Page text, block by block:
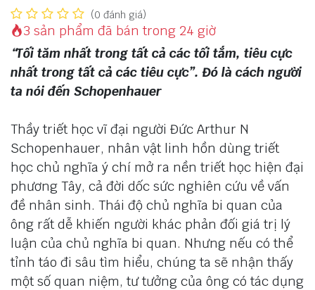
(0 đánh giá)
3 sản phẩm đã bán trong 24 giờ
“Tối tăm nhất trong tất cả các tối tắm, tiêu cực
nhất trong tất cả các tiêu cực”. Đó là cách người
ta nói đến Schopenhauer
Thầy triết học vĩ đại người Đức Arthur N
Schopenhauer, nhân vật linh hồn dùng triết
học chủ nghĩa ý chí mở ra nền triết học hiện đại
phương Tây, cả đời dốc sức nghiên cứu về vấn
đề nhân sinh. Thái độ chủ nghĩa bi quan của
ông rất dễ khiến người khác phản đối giá trị lý
luận của chủ nghĩa bi quan. Nhưng nếu có thể
tỉnh táo đi sâu tìm hiểu, chúng ta sẽ nhận thấy
một số quan niệm, tư tưởng của ông có tác dụng